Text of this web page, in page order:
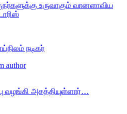
உருவாகும் வானளாவிய
நடிகர்
author
வழங்கி அசத்தியுள்ளார்…